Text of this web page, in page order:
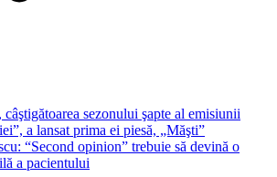
sezonului şapte al emisiunii
a lansat prima ei piesă, „Măşti”
“Second opinion” trebuie să devină o
a pacientului